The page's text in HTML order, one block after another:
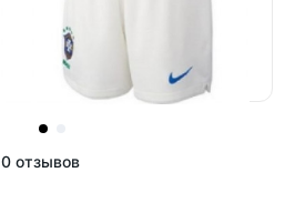
0 отзывов